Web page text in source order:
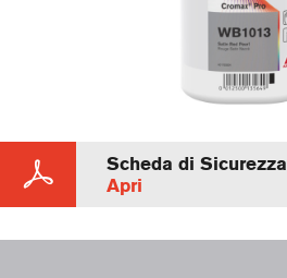
Scheda di Sicurezza
Apri